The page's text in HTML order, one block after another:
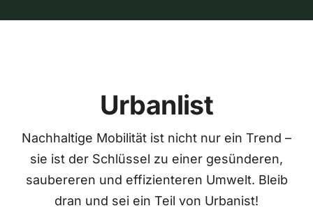
Urbanlist
Nachhaltige Mobilität ist nicht nur ein Trend –
sie ist der Schlüssel zu einer gesünderen,
saubereren und effizienteren Umwelt. Bleib
dran und sei ein Teil von Urbanist!